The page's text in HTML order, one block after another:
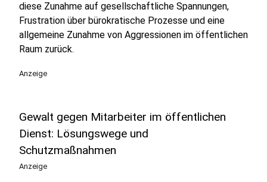
diese Zunahme auf gesellschaftliche Spannungen,
Frustration über bürokratische Prozesse und eine
allgemeine Zunahme von Aggressionen im öffentlichen
Raum zurück.
Anzeige
Gewalt gegen Mitarbeiter im öffentlichen
Dienst: Lösungswege und
Schutzmaßnahmen
Anzeige